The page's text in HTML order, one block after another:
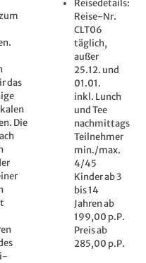
das
Die
Reisedetails:
Reise-Nr.
CLT06
täglich,
außer
25.12. und
01.01.
inkl. Lunch
und Tee
nachmittags
Teilnehmer
min./max.
4/45
Kinder ab 3
bis 14
Jahren ab
199,00 p.P.
Preis ab
285,00 p.P.